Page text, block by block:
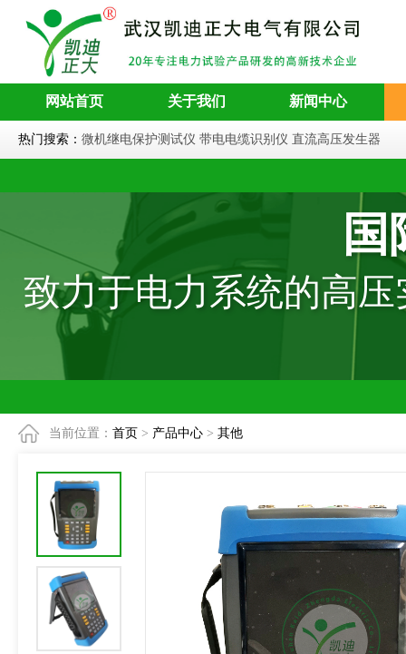
网站首页 关于我们 新闻中心
热门搜索： 微机继电保护测试仪 带电电缆识别仪 直流高压发生器
致力于电力系统的高
当前位置： 首页 > 产品中心 > 其他